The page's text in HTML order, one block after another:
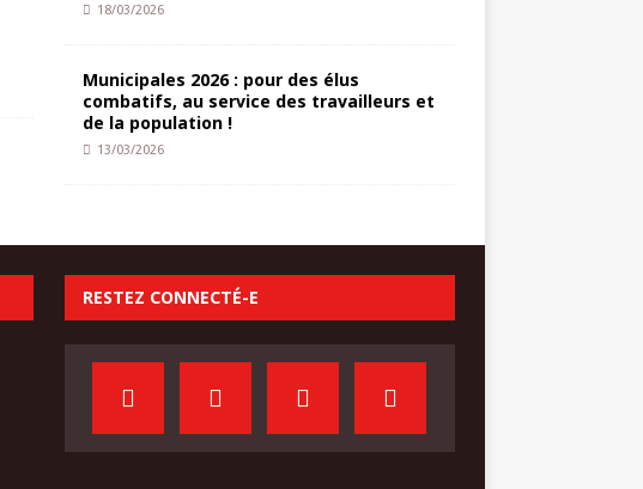
18/03/2026
Municipales 2026 : pour des élus
combatifs, au service des travailleurs et
de la population !
13/03/2026
RESTEZ CONNECTÉ-E